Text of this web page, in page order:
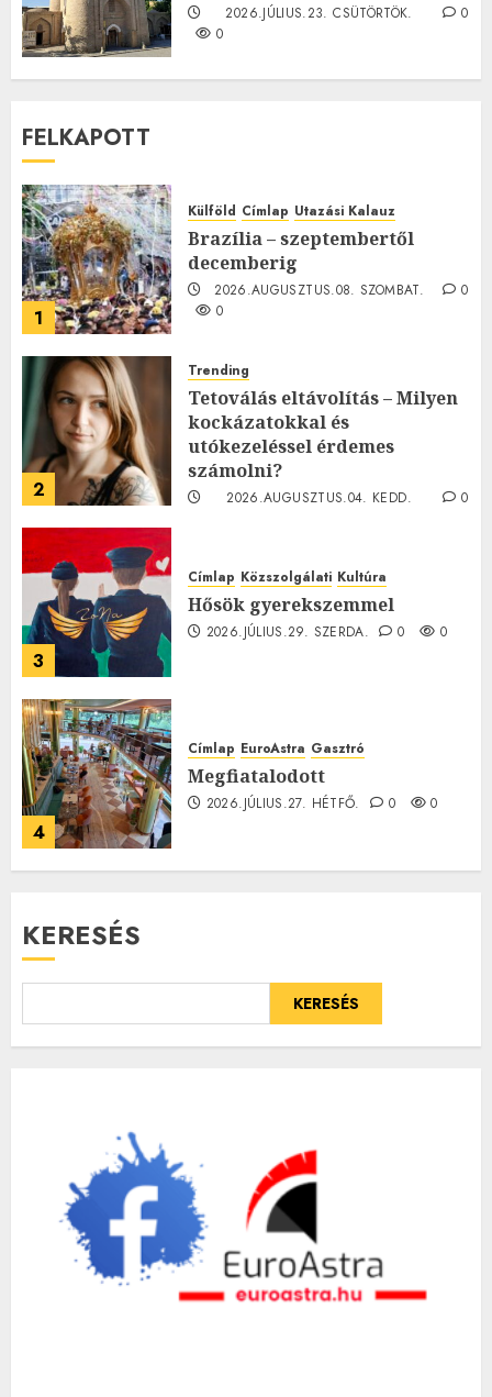
2026.JÚLIUS.23. CSÜTÖRTÖK.
0
0
FELKAPOTT
1
Külföld Címlap Utazási Kalauz
Brazília – szeptembertől
decemberig
2026.AUGUSZTUS.08. SZOMBAT.
0
0
2
Trending
Tetoválás eltávolítás – Milyen
kockázatokkal és
utókezeléssel érdemes
számolni?
2026.AUGUSZTUS.04. KEDD.
0
3
Címlap Közszolgálati Kultúra
Hősök gyerekszemmel
2026.JÚLIUS.29. SZERDA. 0 0
4
Címlap EuroAstra Gasztró
Megfiatalodott
2026.JÚLIUS.27. HÉTFŐ. 0 0
KERESÉS
KERESÉS